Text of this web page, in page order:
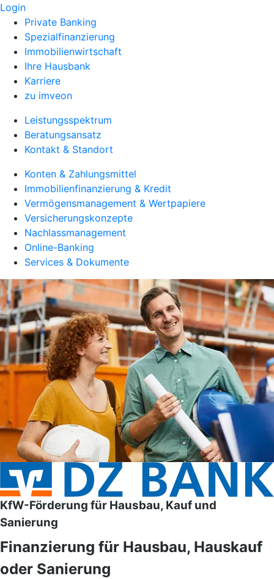
Login
Private Banking
Spezialfinanzierung
Immobilienwirtschaft
Ihre Hausbank
Karriere
zu imveon
Leistungsspektrum
Beratungsansatz
Kontakt & Standort
Konten & Zahlungsmittel
Immobilienfinanzierung & Kredit
Vermögensmanagement & Wertpapiere
Versicherungskonzepte
Nachlassmanagement
Online-Banking
Services & Dokumente
KfW-Förderung für Hausbau, Kauf und
Sanierung
Finanzierung für Hausbau, Hauskauf
oder Sanierung